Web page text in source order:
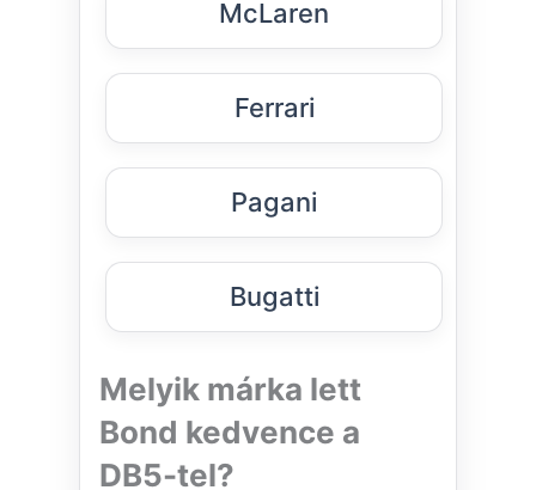
McLaren
Ferrari
Pagani
Bugatti
Melyik márka lett
Bond kedvence a
DB5-tel?